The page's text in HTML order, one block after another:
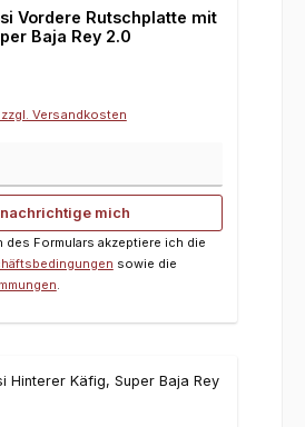
Vordere Rutschplatte mit
Baja Rey 2.0
Versandkosten
mich
des Formulars akzeptiere ich die
sowie die
.